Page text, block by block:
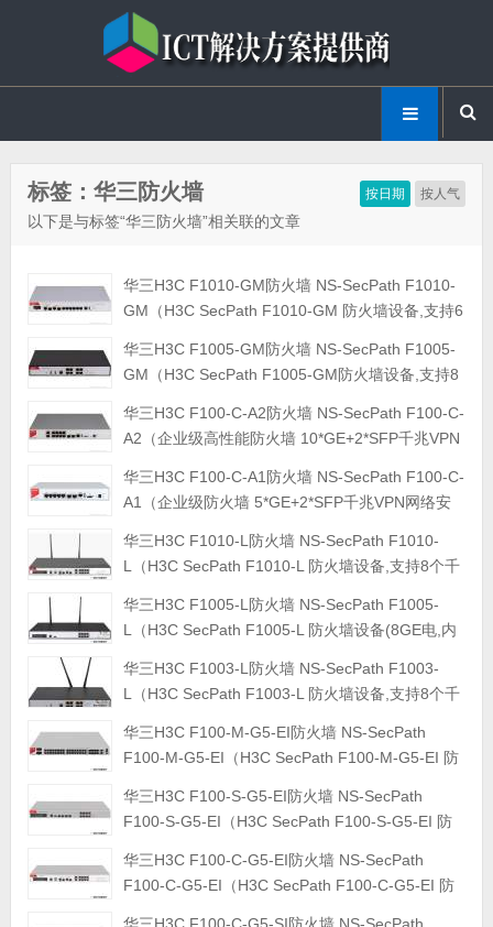
按日期 按人气
标签：华三防火墙
以下是与标签“华三防火墙”相关联的文章
华三H3C F1010-GM防火墙 NS-SecPath F1010-
GM（H3C SecPath F1010-GM 防火墙设备,支持6
个Console接口）
华三H3C F1005-GM防火墙 NS-SecPath F1005-
GM（H3C SecPath F1005-GM防火墙设备,支持8
华三H3C F100-C-A2防火墙 NS-SecPath F100-C-
A2（企业级高性能防火墙 10*GE+2*SFP千兆VPN
华三H3C F100-C-A1防火墙 NS-SecPath F100-C-
A1（企业级防火墙 5*GE+2*SFP千兆VPN网络安
800M）
华三H3C F1010-L防火墙 NS-SecPath F1010-
L（H3C SecPath F1010-L 防火墙设备,支持8个千
接口,1个Console接口）
华三H3C F1005-L防火墙 NS-SecPath F1005-
L（H3C SecPath F1005-L 防火墙设备(8GE电,内
个USB接口,1个Console接口）
华三H3C F1003-L防火墙 NS-SecPath F1003-
L（H3C SecPath F1003-L 防火墙设备,支持8个千
华三H3C F100-M-G5-EI防火墙 NS-SecPath
F100-M-G5-EI（H3C SecPath F100-M-G5-EI 防
4Bypass+2SFP++2USB）
华三H3C F100-S-G5-EI防火墙 NS-SecPath
F100-S-G5-EI（H3C SecPath F100-S-G5-EI 防
+1Console）
华三H3C F100-C-G5-EI防火墙 NS-SecPath
F100-C-G5-EI（H3C SecPath F100-C-G5-EI 防